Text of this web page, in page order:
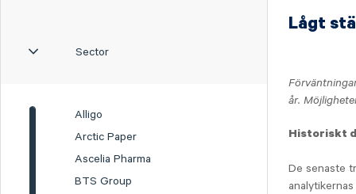
Sector
Alligo
Arctic Paper
Ascelia Pharma
BTS Group
Lågt
år.
Historiskt
De senaste